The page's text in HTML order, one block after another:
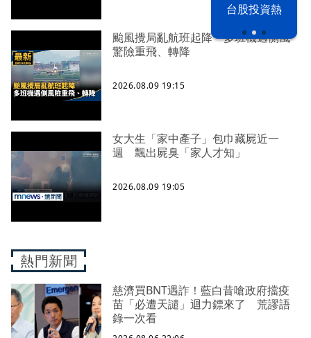
台股投資熱
颱風攪局亂航班起降 多班機遇側風
驚險重飛、轉降
2026.08.09 19:15
女大生「家中產子」包巾藏屍近一
週 飄出屍臭「家人才知」
2026.08.09 19:05
熱門新聞
慈濟買BNT遇詐！藍白昔嗆政府擋疫
苗「必遭天譴」迴力鏢來了 荒謬語
錄一次看